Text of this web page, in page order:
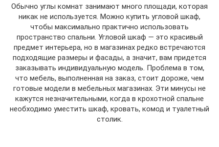
Обычно углы комнат занимают много площади, которая
никак не используется. Можно купить угловой шкаф,
чтобы максимально практично использовать
пространство спальни. Угловой шкаф — это красивый
предмет интерьера, но в магазинах редко встречаются
подходящие размеры и фасады, а значит, вам придется
заказывать индивидуальную модель. Проблема в том,
что мебель, выполненная на заказ, стоит дороже, чем
готовые модели в мебельных магазинах. Эти минусы не
кажутся незначительными, когда в крохотной спальне
необходимо уместить шкаф, кровать, комод и туалетный
столик.